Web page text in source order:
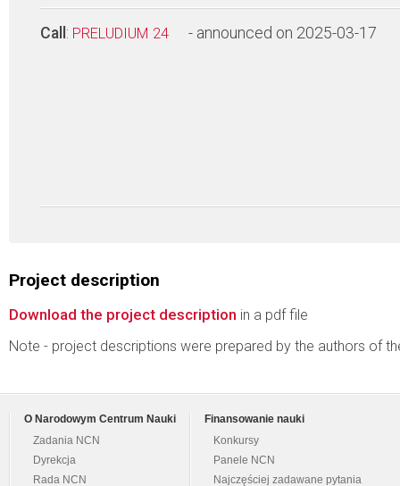
Call : PRELUDIUM 24 - announced on 2025-03-17
Project description
Download the project description in a pdf file
Note - project descriptions were prepared by the authors of
O Narodowym Centrum Nauki
Zadania NCN
Dyrekcja
Rada NCN
Finansowanie nauki
Konkursy
Panele NCN
Najczęściej zadawane pytania